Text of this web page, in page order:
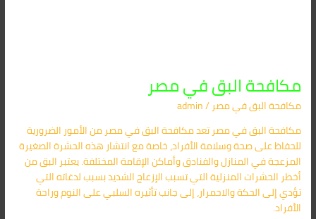
مكافحة البق في مصر
مكافحة البق​ في مصر/
admin
مكافحة البق في مصر تعد مكافحة البق في مصر من الأمور الضرورية
للحفاظ على صحة وسلامة الأفراد، خاصة مع انتشار هذه الحشرة الصغيرة
المزعجة في المنازل والفنادق وأماكن الإقامة المختلفة. يعتبر البق من
أخطر الحشرات المنزلية التي تسبب الإزعاج الشديد بسبب لدغاته التي
تؤدي إلى الحكة والاحمرار، إلى جانب تأثيره السلبي على النوم وراحة
الأفراد.